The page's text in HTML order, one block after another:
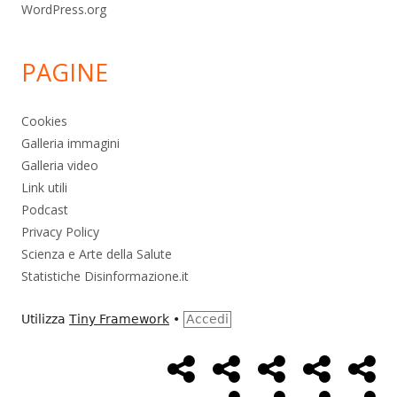
WordPress.org
PAGINE
Cookies
Galleria immagini
Galleria video
Link utili
Podcast
Privacy Policy
Scienza e Arte della Salute
Statistiche Disinformazione.it
Utilizza Tiny Framework • Accedi
MenùHome
Page
Alimentazione
AmbienteBambini
Cancro ControlloEconomia